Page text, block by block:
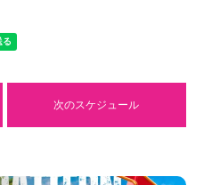
次のスケジュール